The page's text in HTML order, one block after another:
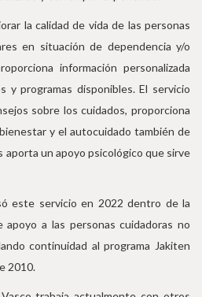
la calidad de vida de las personas
en situación de dependencia y/o
información personalizada
y programas disponibles. El servicio
sobre los cuidados, proporciona
y el autocuidado también de
aporta un apoyo psicológico que sirve
este servicio en 2022 dentro de la
apoyo a las personas cuidadoras no
continuidad al programa Jakiten
2010.